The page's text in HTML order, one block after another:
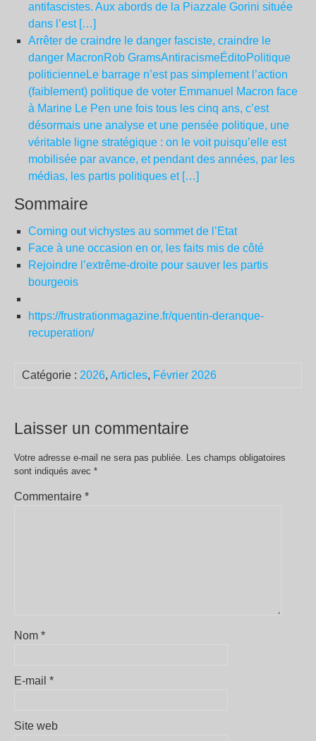
antifascistes. Aux abords de la Piazzale Gorini située
dans l’est […]
Arrêter de craindre le danger fasciste, craindre le
danger MacronRob GramsAntiracismeÉditoPolitique
politicienneLe barrage n’est pas simplement l’action
(faiblement) politique de voter Emmanuel Macron face
à Marine Le Pen une fois tous les cinq ans, c’est
désormais une analyse et une pensée politique, une
véritable ligne stratégique : on le voit puisqu’elle est
mobilisée par avance, et pendant des années, par les
médias, les partis politiques et […]
Sommaire
Coming out vichystes au sommet de l’Etat
Face à une occasion en or, les faits mis de côté
Rejoindre l’extrême-droite pour sauver les partis
bourgeois
https://frustrationmagazine.fr/quentin-deranque-
recuperation/
Catégorie : 2026, Articles, Février 2026
Laisser un commentaire
Votre adresse e-mail ne sera pas publiée. Les champs obligatoires
sont indiqués avec *
Commentaire *
Nom *
E-mail *
Site web